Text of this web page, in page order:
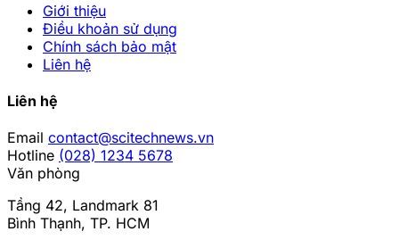
Giới thiệu
Điều khoản sử dụng
Chính sách bảo mật
Liên hệ
Liên hệ
Email contact@scitechnews.vn
Hotline (028) 1234 5678
Văn phòng
Tầng 42, Landmark 81
Bình Thạnh, TP. HCM